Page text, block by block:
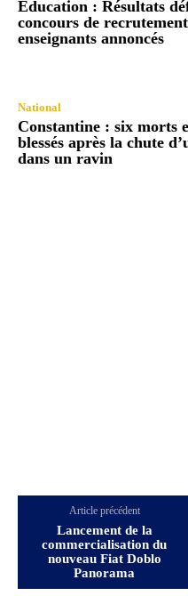
Education : Résultats
concours de
enseignants annoncés
National
Constantine : six morts
blessés après la chute
dans un ravin
Article précédent
Lancement de la
commercialisation du
nouveau Fiat Doblo
Panorama